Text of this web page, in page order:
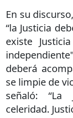
En su
“la Justicia
existe
deberá
se limpie de
señaló: “La
celeridad.